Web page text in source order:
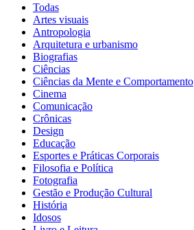
Todas
Artes visuais
Antropologia
Arquitetura e urbanismo
Biografias
Ciências
Ciências da Mente e Comportamento
Cinema
Comunicação
Crônicas
Design
Educação
Esportes e Práticas Corporais
Filosofia e Política
Fotografia
Gestão e Produção Cultural
História
Idosos